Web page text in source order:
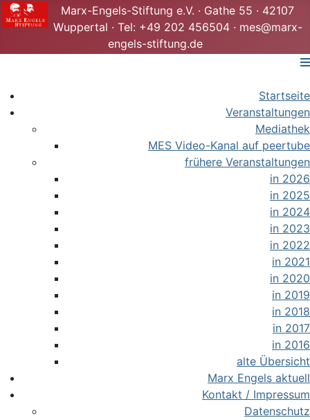
Marx-Engels-Stiftung e.V. · Gathe 55 · 42107
Wuppertal · Tel: +49 202 456504 · mes@marx-
engels-stiftung.de
Startseite
Veranstaltungen
Mediathek
MES Video-Kanal auf peertube
frühere Veranstaltungen
in 2026
in 2025
in 2024
in 2023
in 2022
in 2021
in 2020
in 2019
in 2018
in 2017
in 2016
alte Übersicht
Marx Engels aktuell
Kontakt / Impressum
Datenschutz